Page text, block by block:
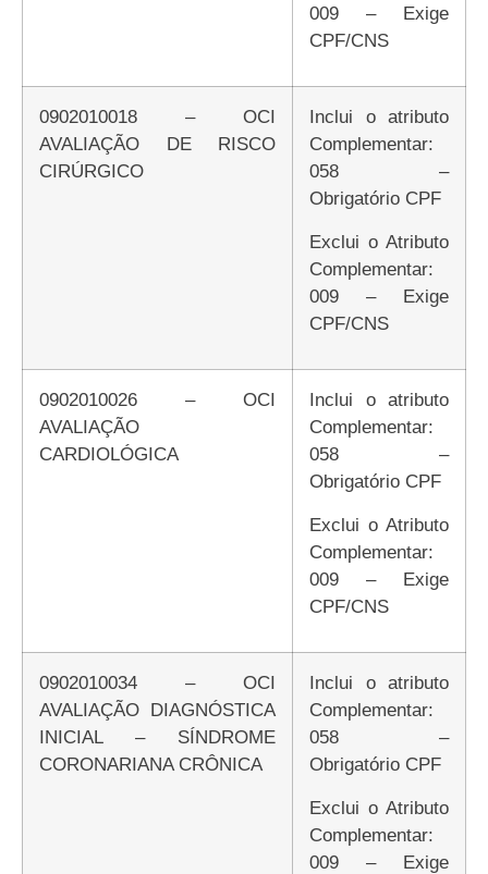
009 – Exige
CPF/CNS
0902010018 – OCI
AVALIAÇÃO DE RISCO
CIRÚRGICO
Inclui o atributo
Complementar:
058 –
Obrigatório CPF
Exclui o Atributo
Complementar:
009 – Exige
CPF/CNS
0902010026 – OCI
AVALIAÇÃO
CARDIOLÓGICA
Inclui o atributo
Complementar:
058 –
Obrigatório CPF
Exclui o Atributo
Complementar:
009 – Exige
CPF/CNS
0902010034 – OCI
AVALIAÇÃO DIAGNÓSTICA
INICIAL – SÍNDROME
CORONARIANA CRÔNICA
Inclui o atributo
Complementar:
058 –
Obrigatório CPF
Exclui o Atributo
Complementar:
009 – Exige